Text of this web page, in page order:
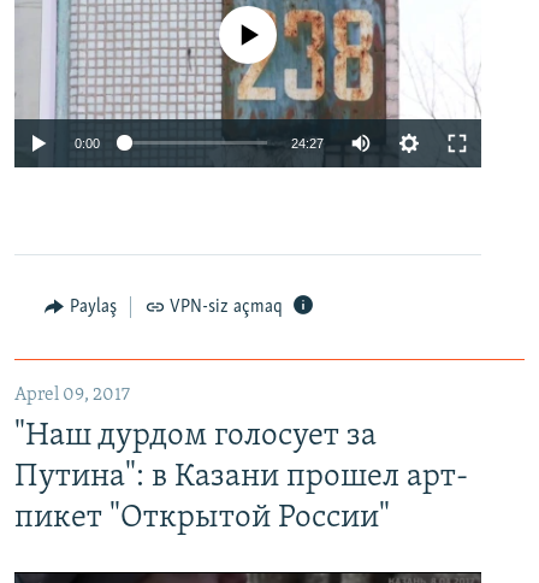
No media source currently available
0:00 24:27
Paylaş VPN-siz açmaq
Aprel 09, 2017
"Наш дурдом голосует за
Путина": в Казани прошел арт-
пикет "Открытой России"